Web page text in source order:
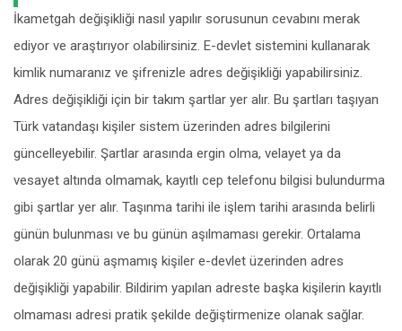
İkametgah değişikliği nasıl yapılır sorusunun cevabını merak
ediyor ve araştırıyor olabilirsiniz. E-devlet sistemini kullanarak
kimlik numaranız ve şifrenizle adres değişikliği yapabilirsiniz.
Adres değişikliği için bir takım şartlar yer alır. Bu şartları taşıyan
Türk vatandaşı kişiler sistem üzerinden adres bilgilerini
güncelleyebilir. Şartlar arasında ergin olma, velayet ya da
vesayet altında olmamak, kayıtlı cep telefonu bilgisi bulundurma
gibi şartlar yer alır. Taşınma tarihi ile işlem tarihi arasında belirli
günün bulunması ve bu günün aşılmaması gerekir. Ortalama
olarak 20 günü aşmamış kişiler e-devlet üzerinden adres
değişikliği yapabilir. Bildirim yapılan adreste başka kişilerin kayıtlı
olmaması adresi pratik şekilde değiştirmenize olanak sağlar.